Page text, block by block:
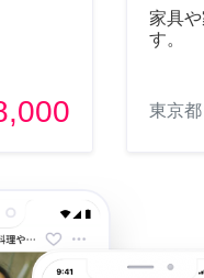
家具
す。
東京都